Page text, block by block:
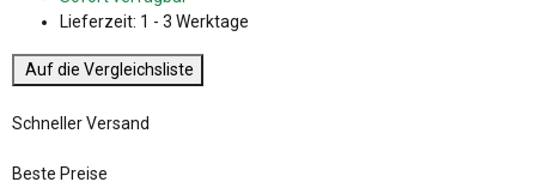
Lieferzeit: 1 - 3 Werktage
Auf die Vergleichsliste
Schneller Versand
Beste Preise